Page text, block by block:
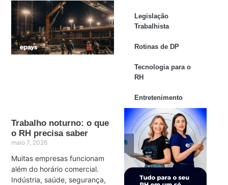
Trabalho noturno: o que
o RH precisa saber
maio 7, 2026
Muitas empresas funcionam
além do horário comercial.
Indústria, saúde, segurança,
Legislação
Trabalhista
Rotinas de DP
Tecnologia para o
RH
Entretenimento